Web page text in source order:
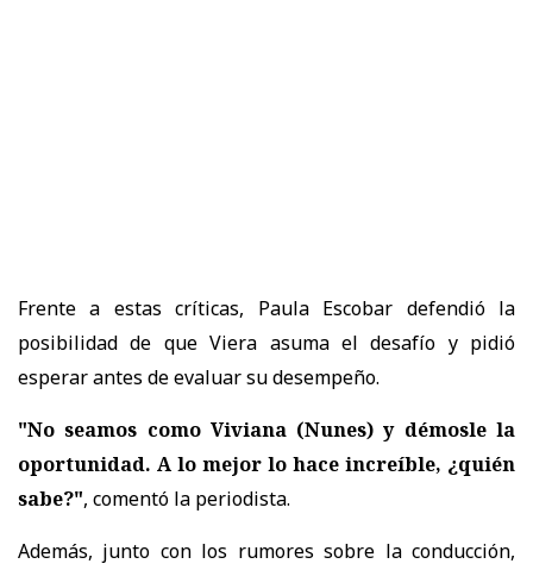
Frente a estas críticas, Paula Escobar defendió la
posibilidad de que Viera asuma el desafío y pidió
esperar antes de evaluar su desempeño.
"No seamos como Viviana (Nunes) y démosle la
oportunidad. A lo mejor lo hace increíble, ¿quién
sabe?", comentó la periodista.
Además, junto con los rumores sobre la conducción,